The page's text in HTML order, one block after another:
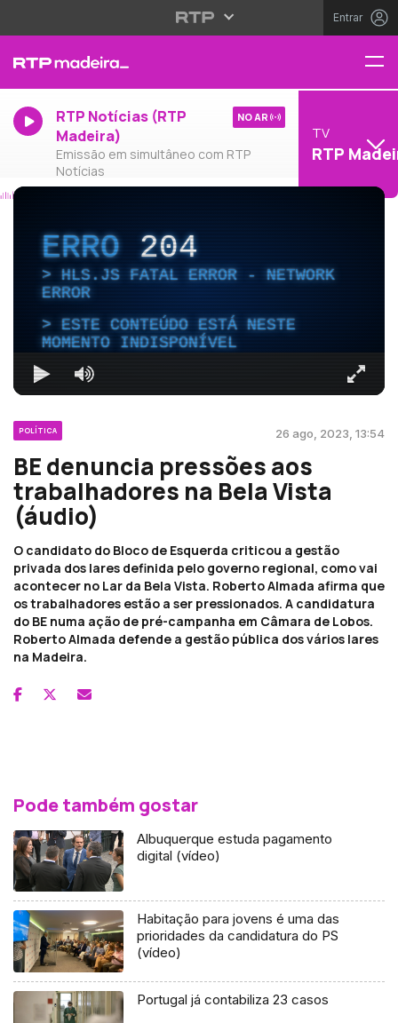
Entrar
RTP Notícias (RTP
Madeira)
Emissão em simultâneo com RTP
Notícias
NO AR
TV
RTP
ERRO204
HLS.JS FATAL ERROR - NETWORK
ERROR
ESTE CONTEÚDO ESTÁ NESTE
MOMENTO INDISPONÍVEL
POLÍTICA 26 ago, 2023, 13:54
BE denuncia pressões aos
trabalhadores na Bela Vista
(áudio)
O candidato do Bloco de Esquerda criticou a gestão
privada dos lares definida pelo governo regional, como vai
acontecer no Lar da Bela Vista. Roberto Almada afirma que
os trabalhadores estão a ser pressionados. A candidatura
do BE numa ação de pré-campanha em Câmara de Lobos.
Roberto Almada defende a gestão pública dos vários lares
na Madeira.
Pode também gostar
Albuquerque estuda pagamento
digital (vídeo)
Habitação para jovens é uma das
prioridades da candidatura do PS
(vídeo)
Portugal já contabiliza 23 casos